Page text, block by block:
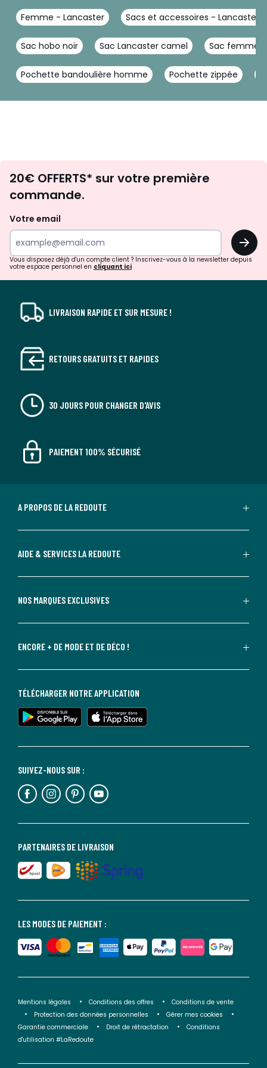
Femme - Lancaster Sacs et accessoires - Lancaster
Sac hobo noir Sac Lancaster camel Sac femme
Pochette bandoulière homme Pochette zippée
d'inspirations
surprises?
20€ OFFERTS* sur votre première
commande.
Votre email
OK
Vous disposez déjà d'un compte client ? Inscrivez-vous à la newsletter depuis
votre espace personnel en cliquant ici
LIVRAISON RAPIDE ET SUR MESURE !
RETOURS GRATUITS ET RAPIDES
30 JOURS POUR CHANGER D'AVIS
PAIEMENT 100% SÉCURISÉ
A PROPOS DE LA REDOUTE
AIDE & SERVICES LA REDOUTE
NOS MARQUES EXCLUSIVES
ENCORE + DE MODE ET DE DÉCO !
LES MODES DE PAIEMENT :
PARTENAIRES DE LIVRAISON
SUIVEZ-NOUS SUR :
TÉLÉCHARGER NOTRE APPLICATION
Mentions légales Conditions des offres
Conditions de vente
Protection des données personnelles
Gérer mes cookies
Garantie commerciale
Droit de rétractation
Conditions
d'utilisation #LaRedoute